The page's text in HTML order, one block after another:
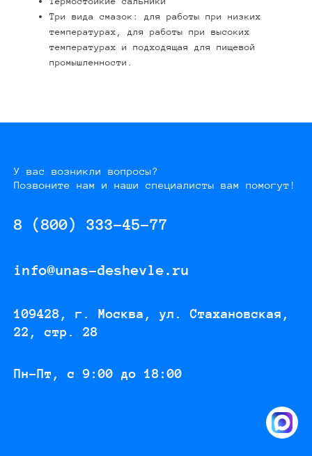
Три вида смазок: для работы при низких
температурах, для работы при высоких
температурах и подходящая для пищевой
промышленности.
У вас возникли вопросы?
Позвоните нам и наши специалисты вам помогут!
8 (800) 333-45-77
info@unas-deshevle.ru
109428, г. Москва, ул. Стахановская,
22, стр. 28
Пн-Пт, с 9:00 до 18:00